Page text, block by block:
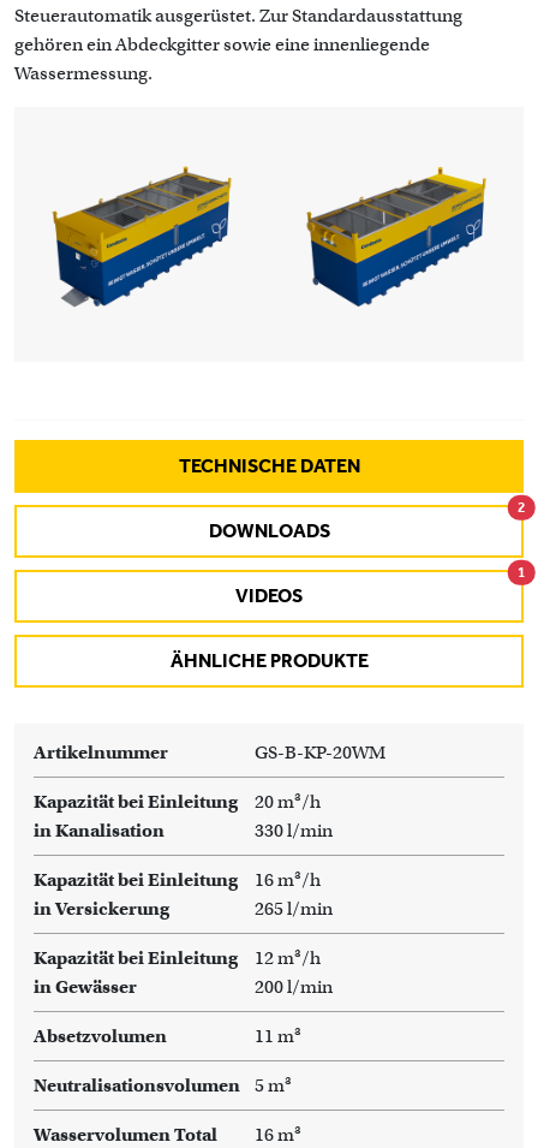
Steuerautomatik ausgerüstet. Zur Standardausstattung
gehören ein Abdeckgitter sowie eine innenliegende
Wassermessung.
TECHNISCHE DATEN
DOWNLOADS
2
VIDEOS
1
ÄHNLICHE PRODUKTE
Artikelnummer GS-B-KP-20WM
Kapazität bei Einleitung
in Kanalisation
20 m³/h
330 l/min
Kapazität bei Einleitung
in Versickerung
16 m³/h
265 l/min
Kapazität bei Einleitung
in Gewässer
12 m³/h
200 l/min
Absetzvolumen 11 m³
Neutralisationsvolumen 5 m³
Wasservolumen Total 16 m³